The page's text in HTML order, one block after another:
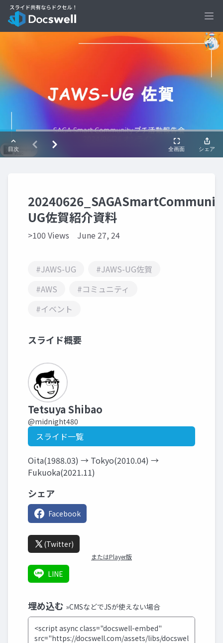
UG佐賀紹介資料
>100 Views June 27, 24
#JAWS-UG
#JAWS-UG佐賀
#AWS
#コミュニティ
#イベント
スライド概要
Tetsuya Shibao
@midnight480
スライド一覧
Oita(1988.03) → Tokyo(2010.04) →
Fukuoka(2021.11)
シェア
Facebook
(Twitter)
またはPlayer版
LINE
埋め込む »CMSなどでJSが使えない場合